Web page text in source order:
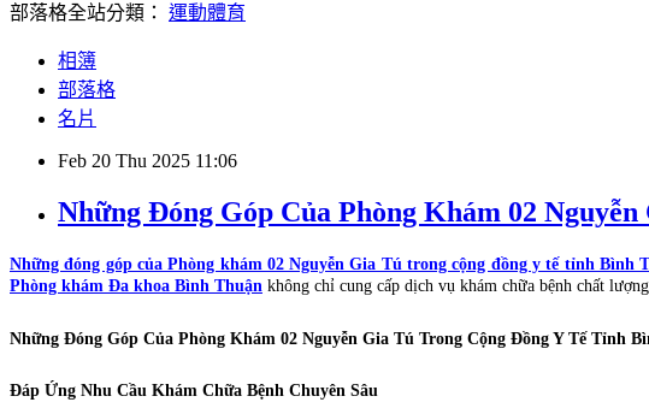
部落格全站分類： 運動體育
相簿
部落格
名片
Feb 20 Thu 2025 11:06
Những Đóng Góp Của Phòng Khám 02
Những đóng góp của Phòng khám 02 Nguyễn Gia Tú trong cộng đồng y tế tỉnh Bình
Phòng khám Đa khoa Bình Thuận không chỉ cung cấp dịch vụ khám chữa bệnh chất
Những Đóng Góp Của Phòng Khám 02 Nguyễn Gia Tú Trong Cộng Đồng Y Tế Tỉnh
Đáp Ứng Nhu Cầu Khám Chữa Bệnh Chuyên Sâu